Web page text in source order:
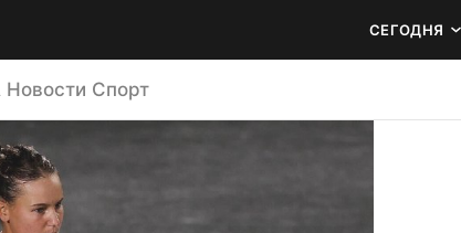
СЕГОДНЯ
Спорт